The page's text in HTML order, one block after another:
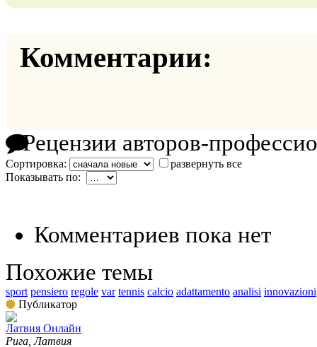
Комментарии:
Рецензии авторов-
Сортировка:
развернуть все
Показывать по:
Комментариев пока нет
Похожие темы
sport pensiero regole var tennis calcio adattamento analisi innovazioni
Публикатор
Латвия Онлайн
Рига, Латвия